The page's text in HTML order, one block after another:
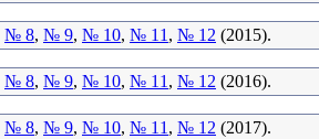
№ 8, № 9, № 10, № 11 , № 12 (2015).
№ 8, № 9, № 10, № 11 , № 12 (2016).
№ 8, № 9, № 10, № 11 , № 12 (2017).